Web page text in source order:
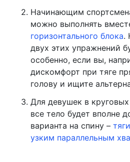
Начинающим
можно выполнять
горизонтального блока.
двух этих упражнений
особенно, если вы,
дискомфорт при тяге
голову и ищите
Для девушек в
все тело будет вполне
варианта на спину –
узким параллельным